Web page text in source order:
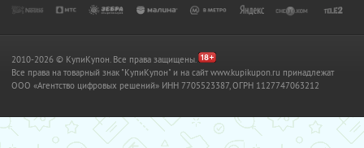
2010-2026 © КупиКупон. Все права защищены.
Все права на товарный знак "КупиКупон" и на сайт www.kupikupon.ru принадлежат
OOO «Агентство цифровых решений» ИНН 7705523387, ОГРН 1127747063212